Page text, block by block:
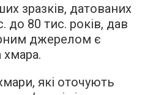
зразків, датованих
до 80 тис. років, дав
джерелом є
хмара.
які оточують